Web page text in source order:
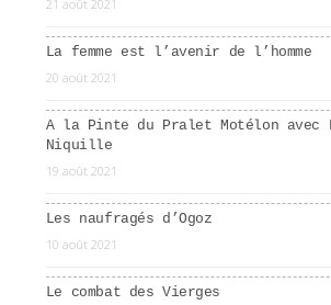
21 août 2021
La femme est l’avenir de l’homme
20 août 2021
A la Pinte du Pralet Motélon avec
Niquille
19 août 2021
Les naufragés d’Ogoz
10 août 2021
Le combat des Vierges